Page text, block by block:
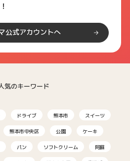
公式アカウントへ
気のキーワード
ドライブ 熊本市 スイーツ
熊本市中央区 公園 ケーキ
パン ソフトクリーム 阿蘇